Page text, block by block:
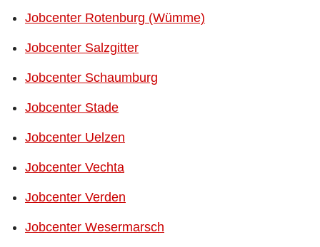
Jobcenter Rotenburg (Wümme)
Jobcenter Salzgitter
Jobcenter Schaumburg
Jobcenter Stade
Jobcenter Uelzen
Jobcenter Vechta
Jobcenter Verden
Jobcenter Wesermarsch